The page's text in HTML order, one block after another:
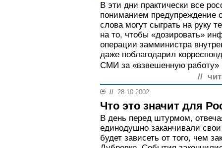
В эти дни практически все
пониманием предупреждение
слова могут сыграть на руку
на то, чтобы «дозировать»
операции замминистра
даже поблагодарил
СМИ за «взвешенную работу»
//
// 28.10.2002
Что это значит для
В день перед штурмом,
единодушно заканчивали
будет зависеть от того, чем